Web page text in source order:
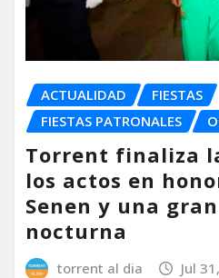
ACTUALIDAD
FIESTAS
FIESTAS PATRONALES
Torrent finaliza
los actos en
Senen y una
nocturna
torrent al dia Jul